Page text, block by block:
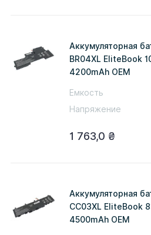
Аккумуляторная
BR04XL EliteBook
4200mAh OEM
Емкость
Напряжение
1 763,0 ₴
Аккумуляторная
CC03XL EliteBook
4500mAh OEM